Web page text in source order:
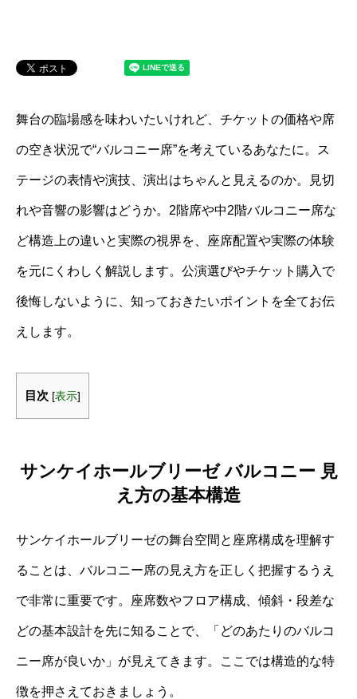
舞台の臨場感を味わいたいけれど、チケットの価格や席
の空き状況で“バルコニー席”を考えているあなたに。ス
テージの表情や演技、演出はちゃんと見えるのか。見切
れや音響の影響はどうか。2階席や中2階バルコニー席な
ど構造上の違いと実際の視界を、座席配置や実際の体験
を元にくわしく解説します。公演選びやチケット購入で
後悔しないように、知っておきたいポイントを全てお伝
えします。
目次 [表示]
サンケイホールブリーゼ バルコニー 見
え方の基本構造
サンケイホールブリーゼの舞台空間と座席構成を理解す
ることは、バルコニー席の見え方を正しく把握するうえ
で非常に重要です。座席数やフロア構成、傾斜・段差な
どの基本設計を先に知ることで、「どのあたりのバルコ
ニー席が良いか」が見えてきます。ここでは構造的な特
徴を押さえておきましょう。